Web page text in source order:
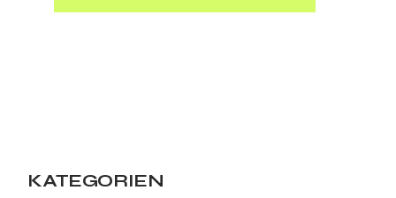
KATEGORIEN